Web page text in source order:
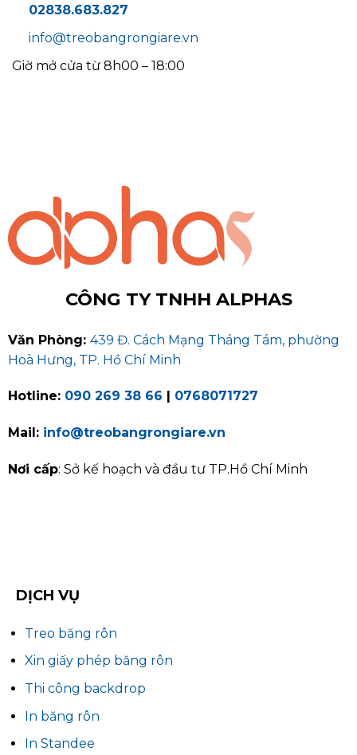
02838.683.827
info@treobangrongiare.vn
Giờ mở cửa từ 8h00 – 18:00
CÔNG TY TNHH ALPHAS
Văn Phòng: 439 Đ. Cách Mạng Tháng Tám, phường
Hoà Hưng, TP. Hồ Chí Minh
Hotline: 090 269 38 66 0768071727
Mail: info@treobangrongiare.vn
Nơi cấp: Sở kế hoạch và đầu tư TP.Hồ Chí Minh
DỊCH VỤ
Treo băng rôn
Xin giấy phép băng rôn
Thi công backdrop
In băng rôn
In Standee